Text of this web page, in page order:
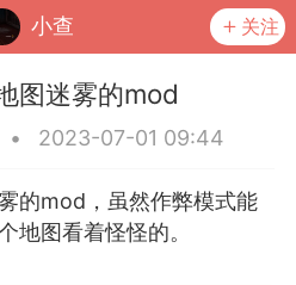
小查 关注
图迷雾的mod
• 2023-07-01 09:44
的mod，虽然作弊模式能
地图看着怪怪的。